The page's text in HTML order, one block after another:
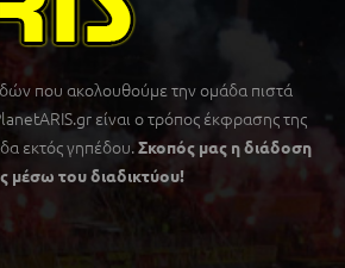
που ακολουθούμε την ομάδα πιστά
είναι ο τρόπος έκφρασης της
εκτός γηπέδου.Σκοπός μας η διάδοση
μέσω του διαδικτύου!